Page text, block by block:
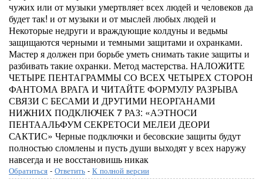
чужих или от музыки умертвляет всех людей и человеков да
будет так! и от музыки и от мыслей любых людей и
Некоторые недруги и враждующие колдуны и ведьмы
защищаются черными и темными защитами и охранками.
Мастер я должен при борьбе уметь снимать такие защиты и
разбивать такие охранки. Метод мастерства. НАЛОЖИТЕ
ЧЕТЫРЕ ПЕНТАГРАММЫ СО ВСЕХ ЧЕТЫРЕХ СТОРОН
ФАНТОМА ВРАГА И ЧИТАЙТЕ ФОРМУЛУ РАЗРЫВА
СВЯЗИ С БЕСАМИ И ДРУГИМИ НЕОРГАНАМИ
НИЖНИХ ПОДКЛЮЧЕК 7 РАЗ: «АЭТНОСИ
ПЕНТААЛЬФУМ СЕКРЕТОСИ МЕЛЕИ ДЕОРИ
САКТИС» Черные подключки и бесовские защиты будут
полностью сломлены и пусть души выходят у всех наружу
навсегда и не восстановишь никак
Обратиться - Ответить - К полной версии